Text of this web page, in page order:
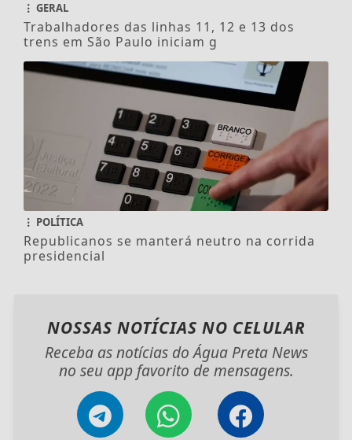
GERAL
Trabalhadores das linhas 11, 12 e 13 dos
trens em São Paulo iniciam g
POLÍTICA
Republicanos se manterá neutro na corrida
presidencial
NOSSAS NOTÍCIAS NO CELULAR
Receba as notícias do Água Preta News
no seu app favorito de mensagens.